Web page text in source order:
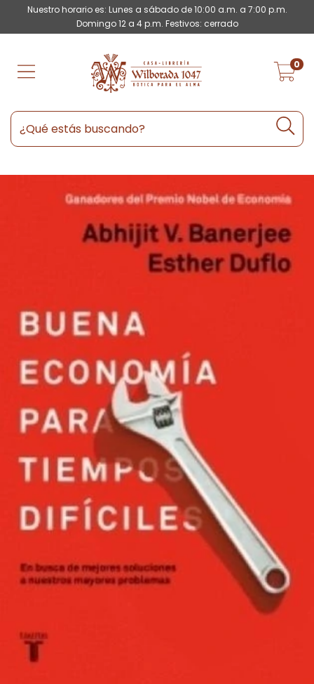
Nuestro horario es: Lunes a sábado de 10:00 a.m. a 7:00 p.m.
Domingo 12 a 4 p.m. Festivos: cerrado
0